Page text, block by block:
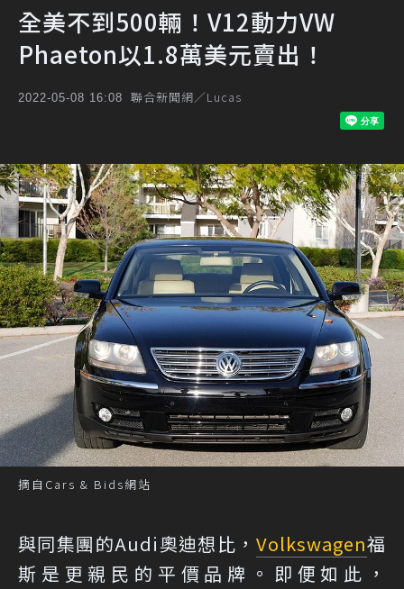
全美不到500輛！V12動力VW
Phaeton以1.8萬美元賣出！
2022-05-08 16:08 聯合新聞網／Lucas
摘自Cars & Bids網站
與同集團的Audi奧迪想比， Volkswagen福
斯是更親民的平價品牌。即便如此，